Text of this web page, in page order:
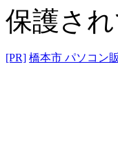
保護され
[PR] 橋本市 パソコン